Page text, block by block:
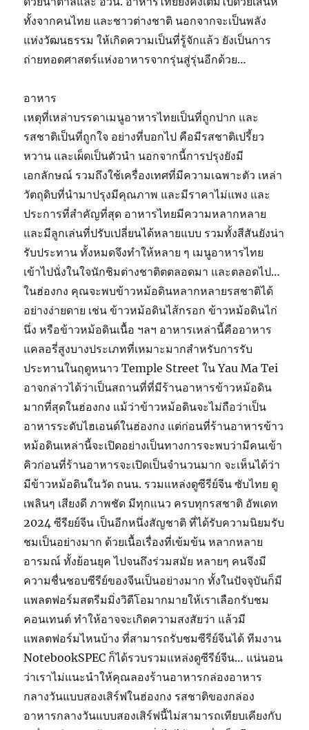
ทั้งจากคนไทย และชาวต่างชาติ นอกจากจะเป็นพลัง
แห่งวัฒนธรรม ให้เกิดความเป็นที่รู้จักแล้ว ยังเป็นการ
ถ่ายทอดศาสตร์แห่งอาหารจากรุ่นสู่รุ่นอีกด้วย…
อาหาร
เหตุที่เหล่าบรรดาเมนูอาหารไทยเป็นที่ถูกปาก และ
รสชาติเป็นที่ถูกใจ อย่างที่บอกไป คือมีรสชาติเปรี้ยว
หวาน และเผ็ดเป็นตัวนำ นอกจากนี้การปรุงยังมี
เอกลักษณ์ รวมถึงใช้เครื่องเทศที่มีความเฉพาะตัว เหล่า
วัตถุดิบที่นำมาปรุงมีคุณภาพ และมีราคาไม่แพง และ
ประการที่สำคัญที่สุด อาหารไทยมีความหลากหลาย
และมีลูกเล่นที่ปรับเปลี่ยนได้หลายแบบ รวมทั้งสีสันยังน่า
รับประทาน ทั้งหมดจึงทำให้หลาย ๆ เมนูอาหารไทย
เข้าไปนั่งในใจนักชิมต่างชาติตตลอดมา และตลอดไป…
ในฮ่องกง คุณจะพบข้าวหม้อดินหลากหลายรสชาติได้
อย่างง่ายดาย เช่น ข้าวหม้อดินไส้กรอก ข้าวหม้อดินไก่
นึ่ง หรือข้าวหม้อดินเนื้อ ฯลฯ อาหารเหล่านี้คืออาหาร
แคลอรี่สูงบางประเภทที่เหมาะมากสำหรับการรับ
ประทานในฤดูหนาว Temple Street ใน Yau Ma Tei
อาจกล่าวได้ว่าเป็นสถานที่ที่มีร้านอาหารข้าวหม้อดิน
มากที่สุดในฮ่องกง แม้ว่าข้าวหม้อดินจะไม่ถือว่าเป็น
อาหารระดับไฮเอนด์ในฮ่องกง แต่ก่อนที่ร้านอาหารข้าว
หม้อดินเหล่านี้จะเปิดอย่างเป็นทางการจะพบว่ามีคนเข้า
คิวก่อนที่ร้านอาหารจะเปิดเป็นจำนวนมาก จะเห็นได้ว่า
มีข้าวหม้อดินในวัด ถนน. รวมแหล่งดูซีรีย์จีน ซับไทย ดู
เพลินๆ เสียงดี ภาพชัด มีทุกแนว ครบทุกรสชาติ อัพเดท
2024 ซีรียย์จีน เป็นอีกหนึ่งสัญชาติ ที่ได้รับความนิยมรับ
ชมเป็นอย่างมาก ด้วยเนื้อเรื่องที่เข้มข้น หลากหลาย
อารมณ์ ทั้งย้อนยุค ไปจนถึงร่วมสมัย หลายๆ คนจึงมี
ความชื่นชอบซีรีย์ของจีนเป็นอย่างมาก ทั้งในปัจจุบันก็มี
แพลตฟอร์มสตรีมมิ่งวิดีโอมากมายให้เราเลือกรับชม
คอนเทนต์ ทำให้อาจจะเกิดความสงสัยว่า แล้วมี
แพลตฟอร์มไหนบ้าง ที่สามารถรับชมซีรีย์จีนได้ ทีมงาน
NotebookSPEC ก็ได้รวบรวมแหล่งดูซีรีย์จีน… แน่นอน
ว่าเราไม่แนะนำให้คุณลองร้านอาหารกล่องอาหาร
กลางวันแบบสองเสิร์ฟในฮ่องกง รสชาติของกล่อง
อาหารกลางวันแบบสองเสิร์ฟนี้ไม่สามารถเทียบเคียงกับ